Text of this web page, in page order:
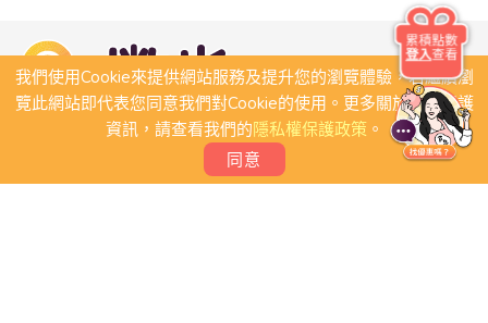
我們使用Cookie來提供網站服務及提升您的瀏覽體驗，若繼續瀏
覽此網站即代表您同意我們對Cookie的使用。更多關於隱私保護
資訊，請查看我們的隱私權保護政策。
同意
累積點數
登入查看